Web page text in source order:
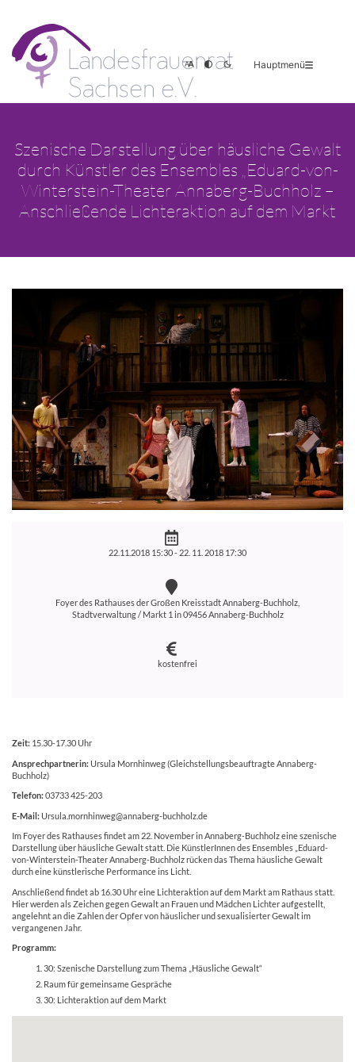
Hauptmenü
Szenische Darstellung über häusliche Gewalt
durch Künstler des Ensembles „Eduard-von-
Winterstein-Theater Annaberg-Buchholz –
Anschließende Lichteraktion auf dem Markt
22.11.2018 15:30 - 22. 11. 2018 17:30
Foyer des Rathauses der Großen Kreisstadt Annaberg-Buchholz,
Stadtverwaltung / Markt 1 in 09456 Annaberg-Buchholz
kostenfrei
Zeit: 15.30-17.30 Uhr
Ansprechpartnerin:Ursula Mornhinweg (Gleichstellungsbeauftragte Annaberg-
Buchholz)
Telefon:03733 425-203
E-Mail:Ursula.mornhinweg@annaberg-buchholz.de
Im Foyer des Rathauses findet am 22. November in Annaberg-Buchholz eine szenische
Darstellung über häusliche Gewalt statt. Die KünstlerInnen des Ensembles „Eduard-
von-Winterstein-Theater Annaberg-Buchholz rücken das Thema häusliche Gewalt
durch eine künstlerische Performance ins Licht.
Anschließend findet ab 16.30 Uhr eine Lichteraktion auf dem Markt am Rathaus statt.
Hier werden als Zeichen gegen Gewalt an Frauen und Mädchen Lichter aufgestellt,
angelehnt an die Zahlen der Opfer von häuslicher und sexualisierter Gewalt im
vergangenen Jahr.
Programm:
30: Szenische Darstellung zum Thema „Häusliche Gewalt“
Raum für gemeinsame Gespräche
30: Lichteraktion auf dem Markt